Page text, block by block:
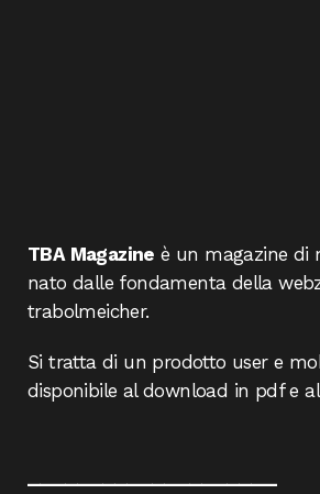
TBA Magazine è un magazine di
nato dalle fondamenta della
trabolmeicher.
Si tratta di un prodotto user e
disponibile al download in pdf e